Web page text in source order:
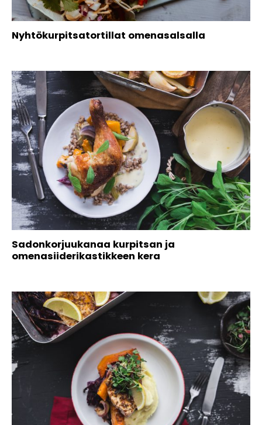
Nyhtökurpitsatortillat omenasalsalla
Sadonkorjuukanaa kurpitsan ja
omenasiiderikastikkeen kera